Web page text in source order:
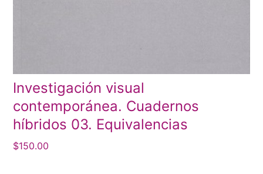
Investigación visual
contemporánea. Cuadernos
híbridos 03. Equivalencias
$150.00